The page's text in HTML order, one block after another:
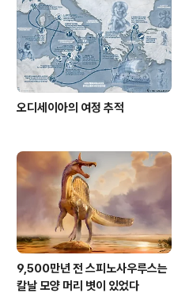
오디세이아의 여정 추적
9,500만년 전 스피노사우루스는
칼날 모양 머리 볏이 있었다